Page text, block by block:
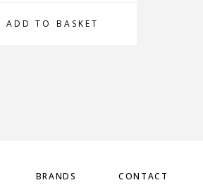
ADD TO BASKET
BRANDS CONTACT